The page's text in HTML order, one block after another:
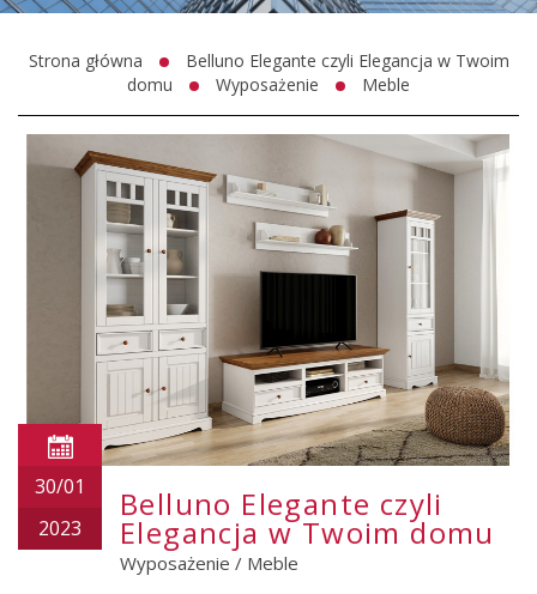
Strona główna
Belluno Elegante czyli Elegancja w Twoim
domu
Wyposażenie Meble
30/01
2023
Belluno Elegante czyli
Elegancja w Twoim domu
Wyposażenie / Meble